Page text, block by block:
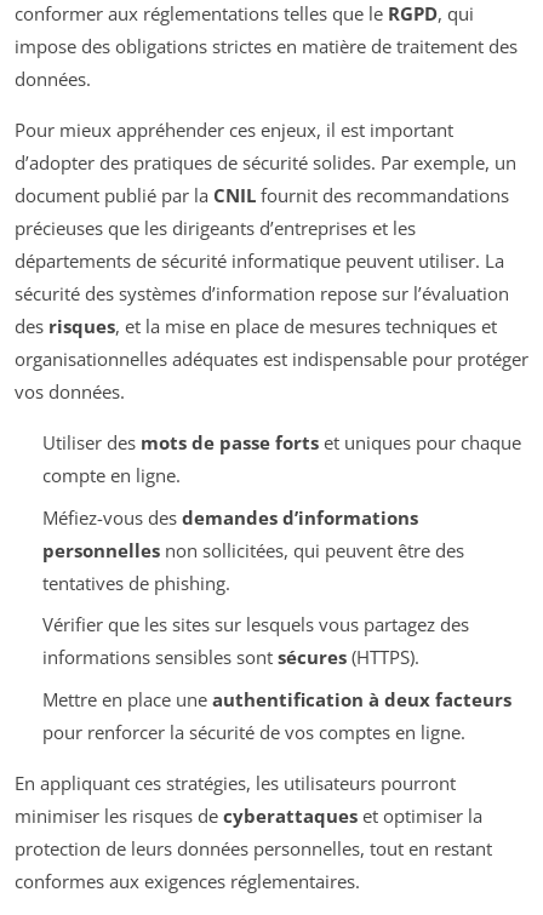
conformer aux réglementations telles que le RGPD, qui
impose des obligations strictes en matière de traitement des
données.
Pour mieux appréhender ces enjeux, il est important
d’adopter des pratiques de sécurité solides. Par exemple, un
document publié par la CNIL fournit des recommandations
précieuses que les dirigeants d’entreprises et les
départements de sécurité informatique peuvent utiliser. La
sécurité des systèmes d’information repose sur l’évaluation
des risques, et la mise en place de mesures techniques et
organisationnelles adéquates est indispensable pour protéger
vos données.
Utiliser des mots de passe fortset uniques pour chaque
compte en ligne.
Méfiez-vous des demandes d’informations
personnellesnon sollicitées, qui peuvent être des
tentatives de phishing.
Vérifier que les sites sur lesquels vous partagez des
informations sensibles sont sécures(HTTPS).
Mettre en place une authentification à deux facteurs
pour renforcer la sécurité de vos comptes en ligne.
En appliquant ces stratégies, les utilisateurs pourront
minimiser les risques de cyberattaques et optimiser la
protection de leurs données personnelles, tout en restant
conformes aux exigences réglementaires.